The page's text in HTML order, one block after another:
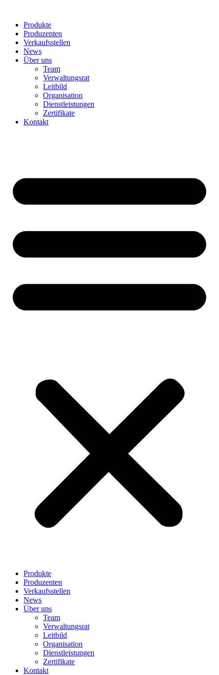
Produkte
Produzenten
Verkaufsstellen
News
Über uns
Team
Verwaltungsrat
Leitbild
Organisation
Dienstleistungen
Zertifikate
Kontakt
Produkte
Produzenten
Verkaufsstellen
News
Über uns
Team
Verwaltungsrat
Leitbild
Organisation
Dienstleistungen
Zertifikate
Kontakt